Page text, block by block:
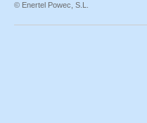
© Enertel Powec, S.L.